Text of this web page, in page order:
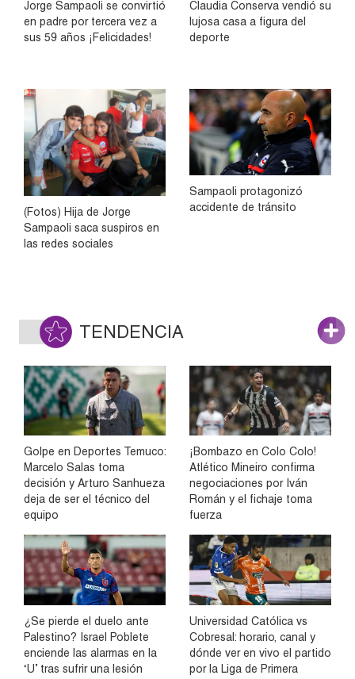
Jorge Sampaoli se convirtió
en padre por tercera vez a
sus 59 años ¡Felicidades!
Claudia Conserva vendió su
lujosa casa a figura del
deporte
(Fotos) Hija de Jorge
Sampaoli saca suspiros en
las redes sociales
Sampaoli protagonizó
accidente de tránsito
TENDENCIA
Golpe en Deportes Temuco:
Marcelo Salas toma
decisión y Arturo Sanhueza
deja de ser el técnico del
equipo
¡Bombazo en Colo Colo!
Atlético Mineiro confirma
negociaciones por Iván
Román y el fichaje toma
fuerza
¿Se pierde el duelo ante
Palestino? Israel Poblete
enciende las alarmas en la
‘U’ tras sufrir una lesión
Universidad Católica vs
Cobresal: horario, canal y
dónde ver en vivo el partido
por la Liga de Primera